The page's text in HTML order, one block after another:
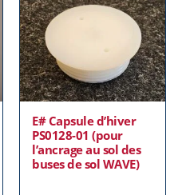
E# Capsule d’hiver
PS0128-01 (pour
l’ancrage au sol des
buses de sol WAVE)